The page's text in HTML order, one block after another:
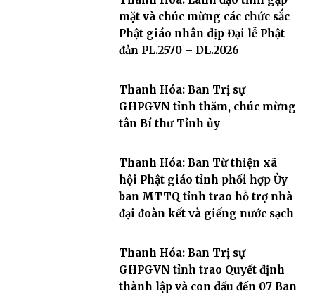
mặt và chúc mừng các chức sắc
Phật giáo nhân dịp Đại lễ Phật
đản PL.2570 – DL.2026
Thanh Hóa: Ban Trị sự
GHPGVN tỉnh thăm, chúc mừng
tân Bí thư Tỉnh ủy
Thanh Hóa: Ban Từ thiện xã
hội Phật giáo tỉnh phối hợp Ủy
ban MTTQ tỉnh trao hỗ trợ nhà
đại đoàn kết và giếng nước sạch
Thanh Hóa: Ban Trị sự
GHPGVN tỉnh trao Quyết định
thành lập và con dấu đến 07 Ban